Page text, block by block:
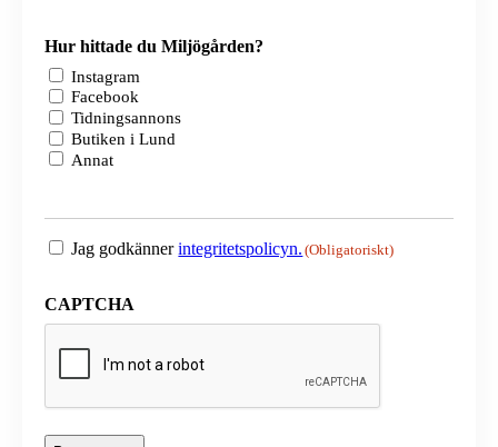
Hur hittade du Miljögården?
Instagram
Facebook
Tidningsannons
Butiken i Lund
Annat
Samtycke
Jag godkännerintegritetspolicyn. (Obligatoriskt)
CAPTCHA